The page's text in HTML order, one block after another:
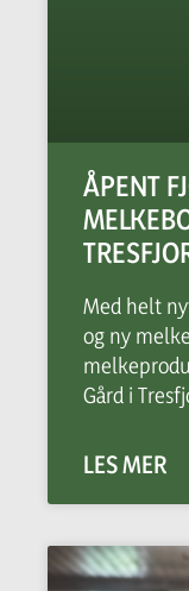
ÅPENT
Med helt
og ny
Gård i
LES MER